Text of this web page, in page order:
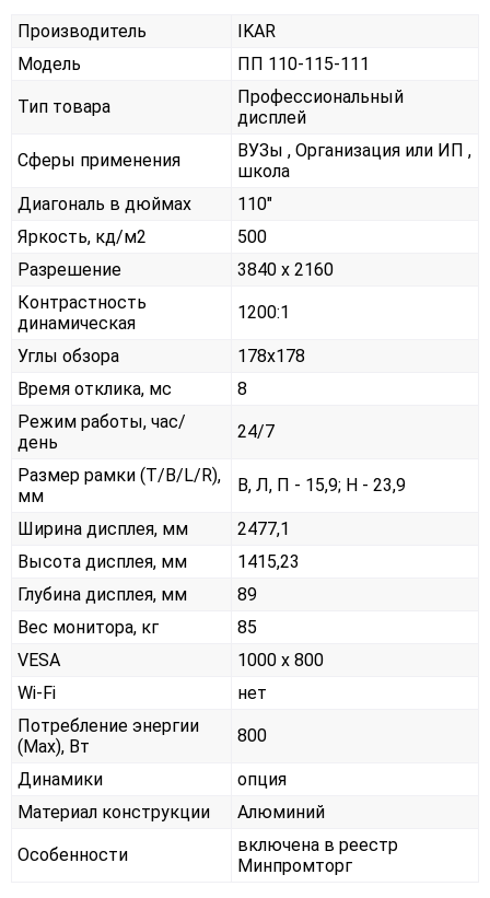
Производитель
IKAR
Модель
ПП 110-115-111
Тип товара
Профессиональный
дисплей
Сферы применения
ВУЗы , Организация или ИП ,
школа
Диагональ в дюймах
110"
Яркость, кд/м2
500
Разрешение
3840 x 2160
Контрастность
динамическая
1200:1
Углы обзора
178x178
Время отклика, мс
8
Режим работы, час/
день
24/7
Размер рамки (T/B/L/R),
мм
В, Л, П - 15,9; Н - 23,9
Ширина дисплея, мм
2477,1
Высота дисплея, мм
1415,23
Глубина дисплея, мм
89
Вес монитора, кг
85
VESA
1000 х 800
Wi-Fi
нет
Потребление энергии
(Max), Вт
800
Динамики
опция
Материал конструкции
Алюминий
Особенности
включена в реестр
Минпромторг